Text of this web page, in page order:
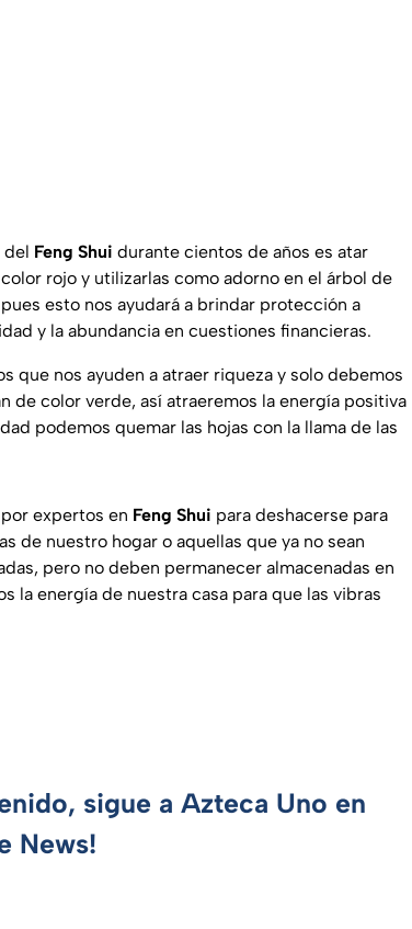
del Feng Shui durante cientos de años es atar
rojo y utilizarlas como adorno en el árbol de
esto nos ayudará a brindar protección a
y la abundancia en cuestiones financieras.
que nos ayuden a atraer riqueza y solo debemos
de color verde, así atraeremos la energía positiva
podemos quemar las hojas con la llama de las
expertos en Feng Shui para deshacerse para
de nuestro hogar o aquellas que ya no sean
pero no deben permanecer almacenadas en
la energía de nuestra casa para que las vibras
sigue a Azteca Uno en
News!